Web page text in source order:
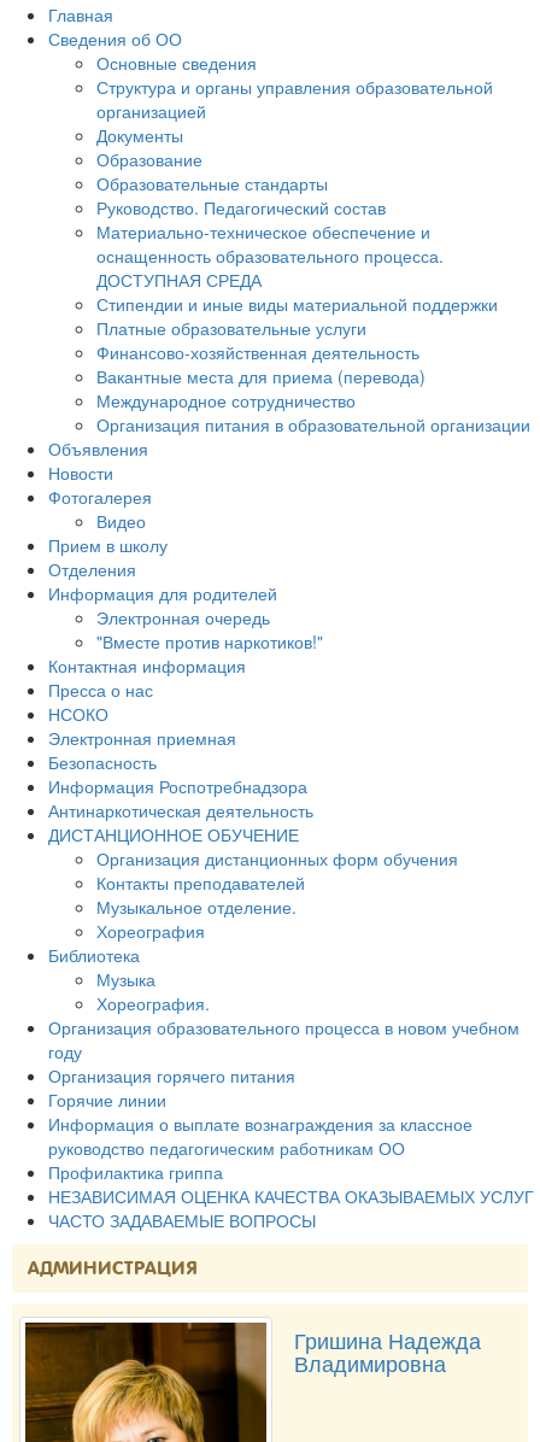
Главная
Сведения об ОО
Основные сведения
Структура и органы управления образовательной
организацией
Документы
Образование
Образовательные стандарты
Руководство. Педагогический состав
Материально-техническое обеспечение и
оснащенность образовательного процесса.
ДОСТУПНАЯ СРЕДА
Стипендии и иные виды материальной поддержки
Платные образовательные услуги
Финансово-хозяйственная деятельность
Вакантные места для приема (перевода)
Международное сотрудничество
Организация питания в образовательной организации
Объявления
Новости
Фотогалерея
Видео
Прием в школу
Отделения
Информация для родителей
Электронная очередь
"Вместе против наркотиков!"
Контактная информация
Пресса о нас
НСОКО
Электронная приемная
Безопасность
Информация Роспотребнадзора
Антинаркотическая деятельность
ДИСТАНЦИОННОЕ ОБУЧЕНИЕ
Организация дистанционных форм обучения
Контакты преподавателей
Музыкальное отделение.
Хореография
Библиотека
Музыка
Хореография.
Организация образовательного процесса в новом учебном
году
Организация горячего питания
Горячие линии
Информация о выплате вознаграждения за классное
руководство педагогическим работникам ОО
Профилактика гриппа
НЕЗАВИСИМАЯ ОЦЕНКА КАЧЕСТВА ОКАЗЫВАЕМЫХ УСЛУГ
ЧАСТО ЗАДАВАЕМЫЕ ВОПРОСЫ
АДМИНИСТРАЦИЯ
Гришина Надежда
Владимировна